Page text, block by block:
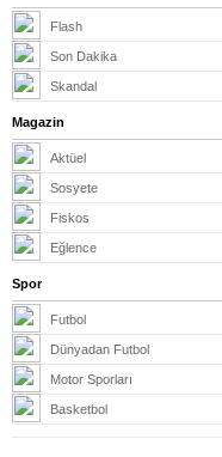
Flash
Son Dakika
Skandal
Magazin
Aktüel
Sosyete
Fiskos
Eğlence
Spor
Futbol
Dünyadan Futbol
Motor Sporları
Basketbol